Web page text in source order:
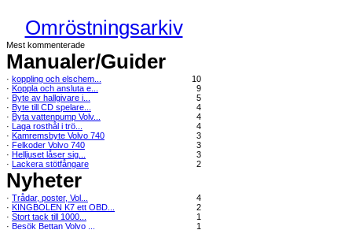
Omröstningsarkiv
Mest kommenterade
Manualer/Guider
· koppling och elschem...
10
· Koppla och ansluta e...
9
· Byte av hallgivare i...
5
· Byte till CD spelare...
4
· Byta vattenpump Volv...
4
· Laga rosthål i trö...
4
· Kamremsbyte Volvo 740
3
· Felkoder Volvo 740
3
· Helljuset låser sig...
3
· Lackera stötfångare 2
Nyheter
· Trådar, poster, Vol...
4
· KINGBOLEN K7 ett OBD...
2
· Stort tack till 1000...
1
· Besök Bettan Volvo ...
1